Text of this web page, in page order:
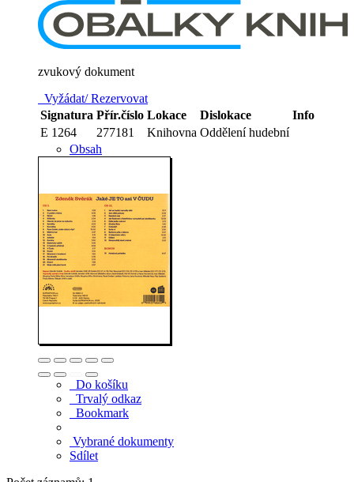
zvukový dokument
Vyžádat/ Rezervovat
Signatura Přír.číslo Lokace Dislokace
Info
E 1264
277181 Knihovna Oddělení hudební
Obsah
Do košíku
Trvalý odkaz
Bookmark
Vybrané dokumenty
Sdílet